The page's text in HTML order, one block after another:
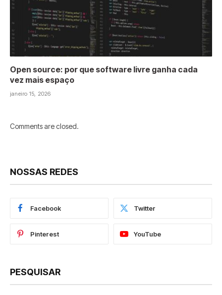
Open source: por que software livre ganha cada
vez mais espaço
janeiro 15, 2026
Comments are closed.
NOSSAS REDES
Facebook Twitter
Pinterest YouTube
PESQUISAR